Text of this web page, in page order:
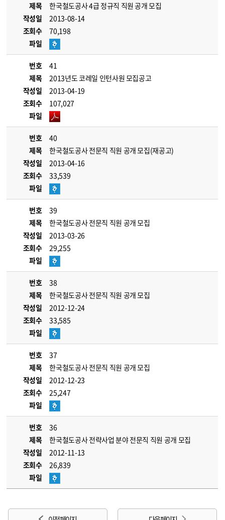
제목
한국철도공사 4급 정규직 직원 공개 모집
작성일
2013-08-14
조회수
70,198
파일
번호
41
제목
2013년도 코레일 인턴사원 모집공고
작성일
2013-04-19
조회수
107,027
파일
번호
40
제목
한국철도공사 전문직 직원 공개 모집(재공고)
작성일
2013-04-16
조회수
33,539
파일
번호
39
제목
한국철도공사 전문직 직원 공개 모집
작성일
2013-03-26
조회수
29,255
파일
번호
38
제목
한국철도공사 전문직 직원 공개 모집
작성일
2012-12-24
조회수
33,585
파일
번호
37
제목
한국철도공사 전문직 직원 공개 모집
작성일
2012-12-23
조회수
25,247
파일
번호
36
제목
한국철도공사 전략사업 분야 전문직 직원 공개 모집
작성일
2012-11-13
조회수
26,839
파일